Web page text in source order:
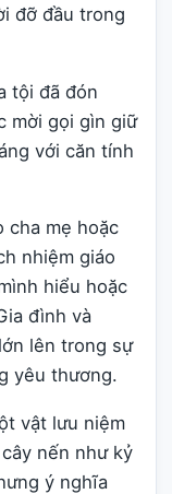
đỡ đầu trong
tội đã đón
mời gọi gìn giữ
với căn tính
cha mẹ hoặc
nhiệm giáo
hiểu hoặc
đình và
lên trong sự
yêu thương.
vật lưu niệm
nến như kỷ
ý nghĩa